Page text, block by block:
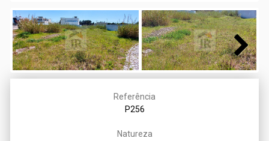
Next
Referência
P256
Natureza